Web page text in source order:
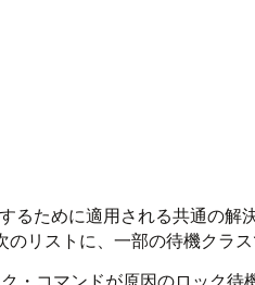
るために適用される共通の
リストに、一部の待機クラ
・コマンドが原因のロック待機